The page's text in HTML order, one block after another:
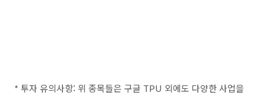
* 투자 유의사항: 위 종목들은 구글 TPU 외에도 다양한 사업을